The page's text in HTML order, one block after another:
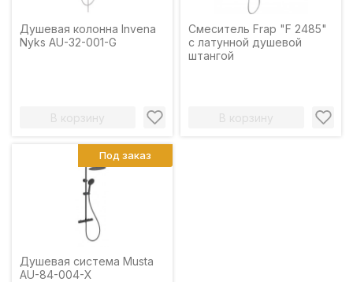
Душевая колонна Invena
Nyks AU-32-001-G
В корзину
Смеситель Frap "F 2485"
с латунной душевой
штангой
В корзину
Душевая система Musta
AU-84-004-X
Под заказ